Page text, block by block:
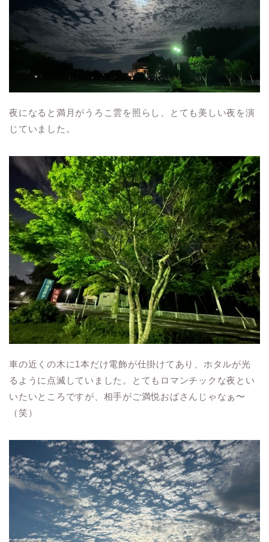
夜になると満月がうろこ雲を照らし、とても美しい夜を演
じていました。
車の近くの木に1本だけ電飾が仕掛けてあり、ホタルが光
るように点滅していました。とてもロマンチックな夜とい
いたいところですが、相手がご満悦おばさんじゃなぁ〜
（笑）